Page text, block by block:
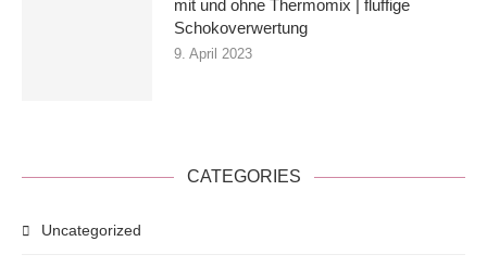
mit und ohne Thermomix | fluffige
Schokoverwertung
9. April 2023
CATEGORIES
Uncategorized